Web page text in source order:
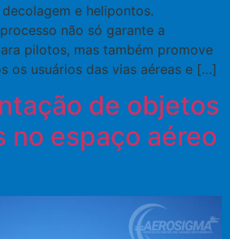
e helipontos.
não só garante a
pilotos, mas também promove
os usuários das vias aéreas e […]
de objetos
no espaço aéreo